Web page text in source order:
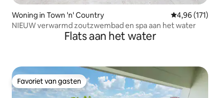
Woning in Town 'n' Country Gemiddelde
4,96 (171)
NIEUW verwarmd zoutzwembad en spa aan het water
Flats aan het water
Favoriet van gasten
Favoriet van gasten